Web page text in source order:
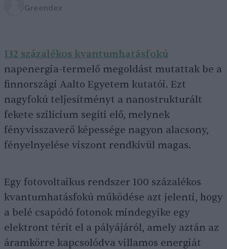
Greendex
132 százalékos kvantumhatásfokú
napenergia-termelő megoldást mutattak be a
finnországi Aalto Egyetem kutatói. Ezt
nagyfokú teljesítményt a nanostrukturált
fekete szilícium segíti elő, melynek
fényvisszaverő képessége nagyon alacsony,
fényelnyelése viszont rendkívül magas.
Egy fotovoltaikus rendszer 100 százalékos
kvantumhatásfokú működése azt jelenti, hogy
a belé csapódó fotonok mindegyike egy
elektront térít el a pályájáról, amely aztán az
áramkörre kapcsolódva villamos energiát